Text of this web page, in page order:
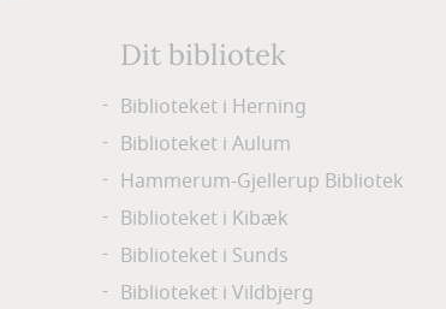
Dit bibliotek
Biblioteket i Herning
Biblioteket i Aulum
Hammerum-Gjellerup Bibliotek
Biblioteket i Kibæk
Biblioteket i Sunds
Biblioteket i Vildbjerg